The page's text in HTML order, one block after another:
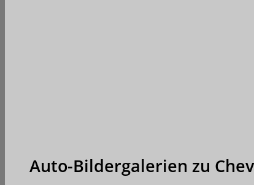
Auto-Bildergalerien zu